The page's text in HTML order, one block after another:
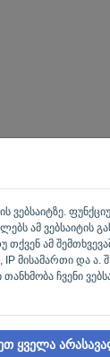
ვებსაიტზე.
ამ ვებსაიტის
ამ
მისამართი და ა.
ჩვენი
ყველა